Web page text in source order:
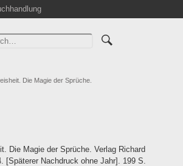
Die Magie der Sprüche.
Die Magie der Sprüche. Verlag Richard
[Späterer Nachdruck ohne Jahr]. 199 S.